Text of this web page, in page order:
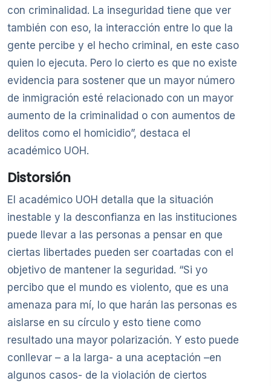
con criminalidad. La inseguridad tiene que ver
también con eso, la interacción entre lo que la
gente percibe y el hecho criminal, en este caso
quien lo ejecuta. Pero lo cierto es que no existe
evidencia para sostener que un mayor número
de inmigración esté relacionado con un mayor
aumento de la criminalidad o con aumentos de
delitos como el homicidio”, destaca el
académico UOH.
Distorsión
El académico UOH detalla que la situación
inestable y la desconfianza en las instituciones
puede llevar a las personas a pensar en que
ciertas libertades pueden ser coartadas con el
objetivo de mantener la seguridad. “Si yo
percibo que el mundo es violento, que es una
amenaza para mí, lo que harán las personas es
aislarse en su círculo y esto tiene como
resultado una mayor polarización. Y esto puede
conllevar – a la larga- a una aceptación –en
algunos casos- de la violación de ciertos